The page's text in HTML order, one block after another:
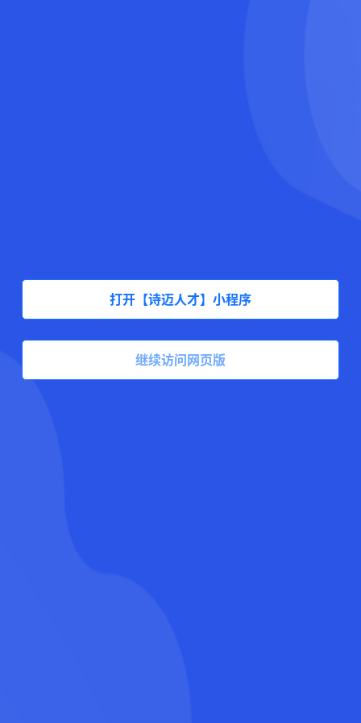
打开【诗迈人才】小程序
继续访问网页版